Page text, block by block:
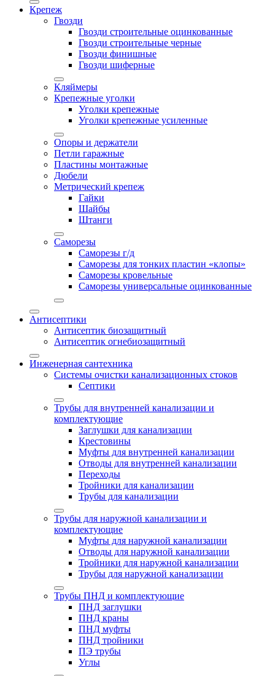
Крепеж
Гвозди
Гвозди строительные оцинкованные
Гвозди строительные черные
Гвозди финишные
Гвозди шиферные
Кляймеры
Крепежные уголки
Уголки крепежные
Уголки крепежные усиленные
Опоры и держатели
Петли гаражные
Пластины монтажные
Дюбели
Метрический крепеж
Гайки
Шайбы
Штанги
Саморезы
Саморезы г/д
Саморезы для тонких пластин «клопы»
Саморезы кровельные
Саморезы универсальные оцинкованные
Антисептики
Антисептик биозащитный
Антисептик огнебиозащитный
Инженерная сантехника
Системы очистки канализационных стоков
Септики
Трубы для внутренней канализации и
комплектующие
Заглушки для канализации
Крестовины
Муфты для внутренней канализации
Отводы для внутренней канализации
Переходы
Тройники для канализации
Трубы для канализации
Трубы для наружной канализации и
комплектующие
Муфты для наружной канализации
Отводы для наружной канализации
Тройники для наружной канализации
Трубы для наружной канализации
Трубы ПНД и комплектующие
ПНД заглушки
ПНД краны
ПНД муфты
ПНД тройники
ПЭ трубы
Углы